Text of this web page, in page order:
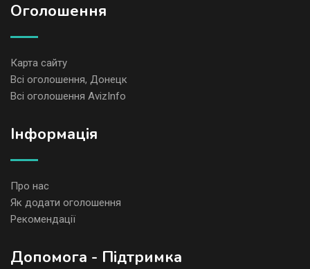
Оголошення
Карта сайту
Всі оголошення, Донецк
Всі оголошення AvizInfo
Iнформація
Про нас
Як додати оголошення
Рекомендації
Допомога - Підтримка